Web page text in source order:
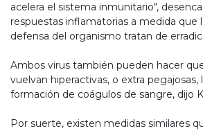
acelera el sistema inmunitario",
respuestas inflamatorias a medida que
defensa del organismo tratan de
Ambos virus también pueden hacer
vuelvan hiperactivas, o extra
formación de coágulos de sangre, dijo
Por suerte, existen medidas similares